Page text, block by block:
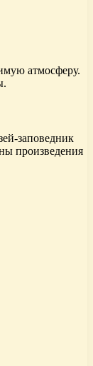
атмосферу.
заповедник
произведения